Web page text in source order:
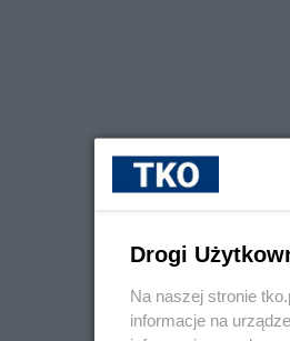
Drogi
Na naszej stronie
informacje na